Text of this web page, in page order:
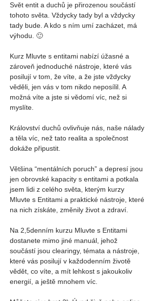
Svět entit a duchů je přirozenou součástí
tohoto světa. Vždycky tady byl a vždycky
tady bude. A kdo s ním umí zacházet, má
výhodu. 🙂
Kurz Mluvte s entitami nabízí úžasné a
zároveň jednoduché nástroje, které vás
posilují v tom, že víte, a že jste vždycky
věděli, jen vás v tom nikdo neposílil. A
možná víte a jste si vědomí víc, než si
myslíte.
Království duchů ovlivňuje nás, naše nálady
a těla víc, než tato realita a společnost
dokáže připustit.
Většina “mentálních poruch” a depresí jsou
jen obrovské kapacity s entitami a potkala
jsem lidi z celého světa, kterým kurzy
Mluvte s Entitami a praktické nástroje, které
na nich získáte, změnily život a zdraví.
Na 2,5denním kurzu Mluvte s Entitami
dostanete mimo jiné manuál, jehož
součástí jsou clearingy, témata a nástroje,
které vás posilují v každodenním životě
vědět, co víte, a mít lehkost s jakoukoliv
energií, a ještě mnohem víc.